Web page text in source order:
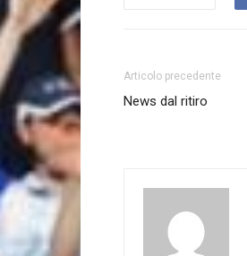
Articolo precedente
News dal ritiro